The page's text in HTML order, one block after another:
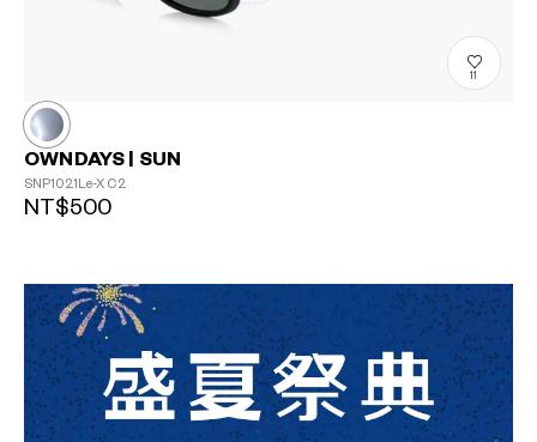
11
OWNDAYS | SUN
SNP1021Le-X C2
NT$500
+¥0